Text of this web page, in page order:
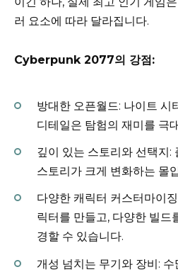
러 요소에 따라 달라집니다.
Cyberpunk 2077의 강점:
방대한 오픈월드: 나이트 시
디테일은 탐험의 재미를 극
깊이 있는 스토리와 선택지:
스토리가 크게 변화하는 몰
다양한 캐릭터 커스터마이
릭터를 만들고, 다양한 빌드
경할 수 있습니다.
개성 넘치는 무기와 장비: